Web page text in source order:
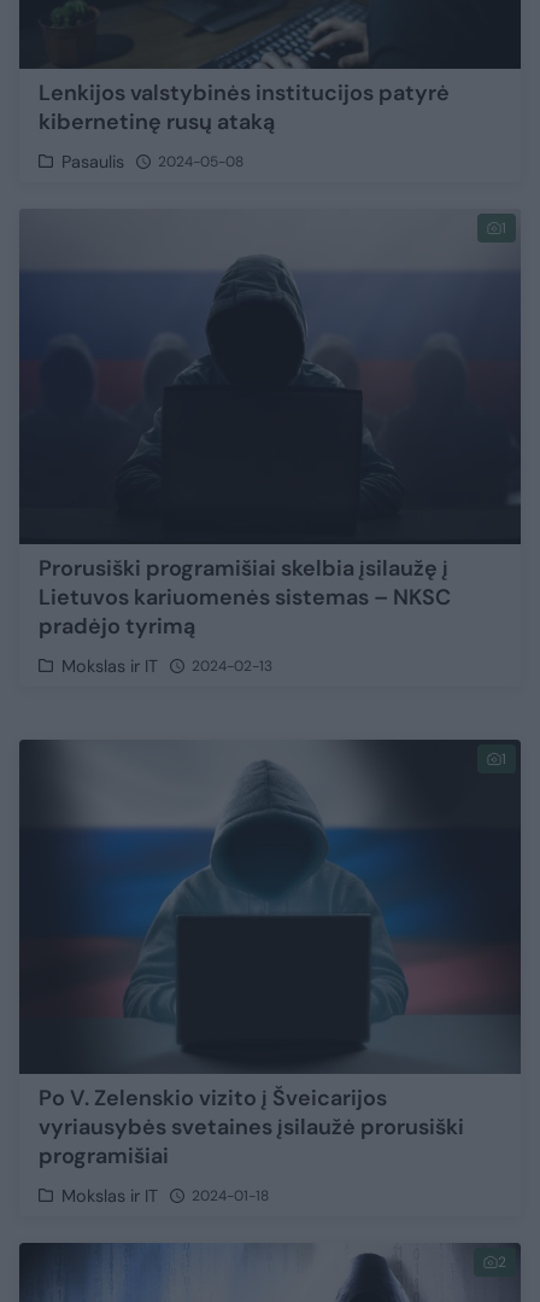
Lenkijos valstybinės institucijos patyrė
kibernetinę rusų ataką
Pasaulis 2024-05-08
1
Prorusiški programišiai skelbia įsilaužę į
Lietuvos kariuomenės sistemas – NKSC
pradėjo tyrimą
Mokslas ir IT 2024-02-13
1
Po V. Zelenskio vizito į Šveicarijos
vyriausybės svetaines įsilaužė prorusiški
programišiai
Mokslas ir IT 2024-01-18
2